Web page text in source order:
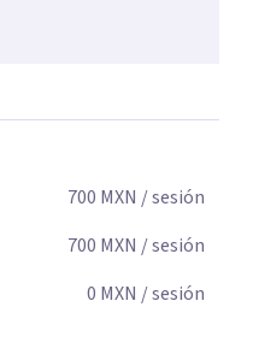
700 MXN / sesión
700 MXN / sesión
0 MXN / sesión